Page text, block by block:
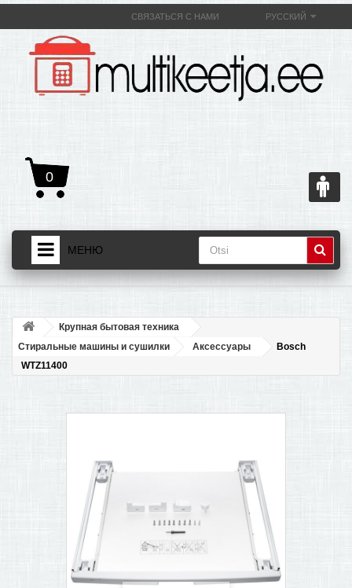
РУССКИЙ
СВЯЗАТЬСЯ С НАМИ
0
МЕНЮ
+
ТОВАРЫ
О МУЛЬТИВАРКЕ И ЕЕ ПОЛЕЗНОСТИ
ПОМОЩЬ В ОФОРМЛЕНИИ ЗАКАЗА
Крупная бытовая техника
Стиральные машины и сушилки
Аксессуары
Bosch
WTZ11400